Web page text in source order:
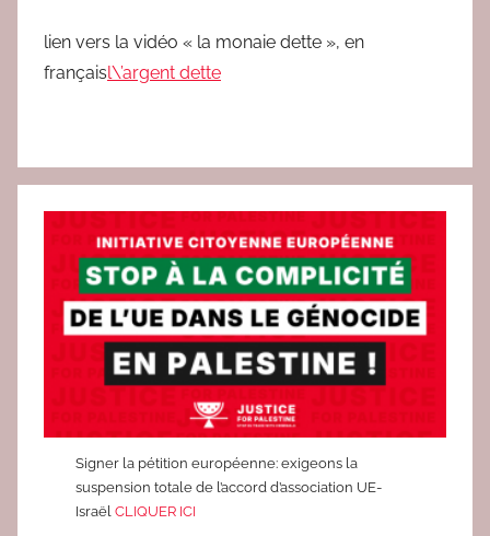
lien vers la vidéo « la monaie dette », en
françaisl\’argent dette
Signer la pétition européenne: exigeons la
suspension totale de l’accord d’association UE-
IsraëlCLIQUER ICI